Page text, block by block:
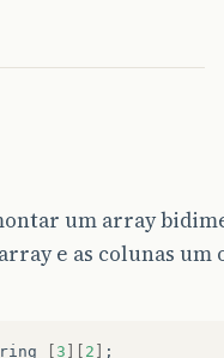
um array
e as colunas um
3 2
;